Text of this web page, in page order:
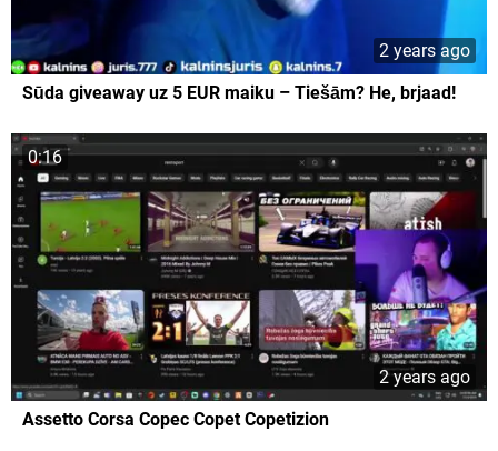
2 years ago
Sūda giveaway uz 5 EUR maiku – Tiešām? He, brjaad!
0:16
2 years ago
Assetto Corsa Copec Copet Copetizion